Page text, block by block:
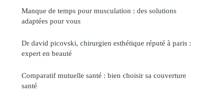
Manque de temps pour musculation : des solutions
adaptées pour vous
Dr david picovski, chirurgien esthétique réputé à paris :
expert en beauté
Comparatif mutuelle santé : bien choisir sa couverture
santé